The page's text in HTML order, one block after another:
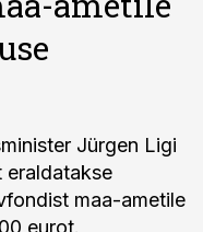
Jürgen Ligi
eraldatakse
maa-ametile
eurot.